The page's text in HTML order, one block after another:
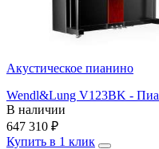
Акустическое пианино
Wendl&Lung V123BK -
В наличии
647 310 ₽
Купить в 1 клик